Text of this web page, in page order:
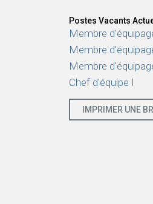
Postes Vacants
Membre
Membre
Membre
Chef d'équipe I
IMPRIMER UNE